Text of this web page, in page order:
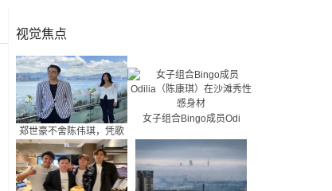
视觉焦点
郑世豪不舍陈伟琪，凭歌
女子组合Bingo成员Odi